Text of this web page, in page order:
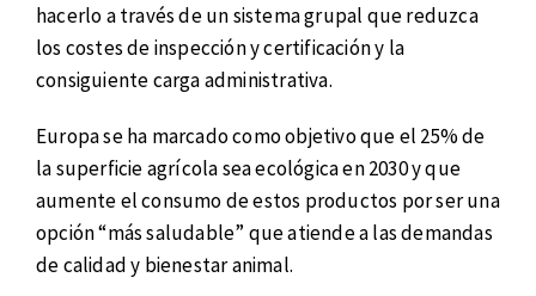
hacerlo a través de un sistema grupal que reduzca
los costes de inspección y certificación y la
consiguiente carga administrativa.
Europa se ha marcado como objetivo que el 25% de
la superficie agrícola sea ecológica en 2030 y que
aumente el consumo de estos productos por ser una
opción “más saludable” que atiende a las demandas
de calidad y bienestar animal.